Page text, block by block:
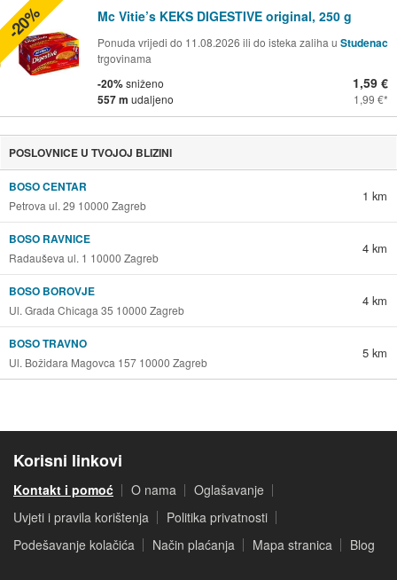
Mc Vitie’s KEKS DIGESTIVE original, 250 g
Ponuda vrijedi do 11.08.2026 ili do isteka zaliha u Studenac
trgovinama
-20%sniženo
557 m udaljeno
1,59 €
1,99 €
-20%
POSLOVNICE U TVOJOJ BLIZINI
BOSO CENTAR
Petrova ul. 29 10000 Zagreb
1 km
BOSO RAVNICE
Radauševa ul. 1 10000 Zagreb
4 km
BOSO BOROVJE
Ul. Grada Chicaga 35 10000 Zagreb
4 km
BOSO TRAVNO
Ul. Božidara Magovca 157 10000 Zagreb
5 km
Korisni linkovi
Kontakt i pomoć O nama
Oglašavanje
Uvjeti i pravila korištenja
Politika privatnosti
Podešavanje kolačića
Način plaćanja Mapa stranica Blog